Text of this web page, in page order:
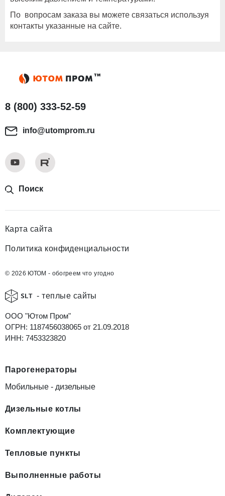
По вопросам заказа вы можете связаться используя
контакты указанные на сайте.
8 (800) 333-52-59
info@utomprom.ru
Поиск
Карта сайта
Политика конфиденциальности
© 2026 ЮТОМ - обогреем что угодно
- теплые сайты
ООО "Ютом Пром"
ОГРН: 1187456038065 от 21.09.2018
ИНН: 7453323820
Парогенераторы
Мобильные - дизельные
Дизельные котлы
Комплектующие
Тепловые пункты
Выполненные работы